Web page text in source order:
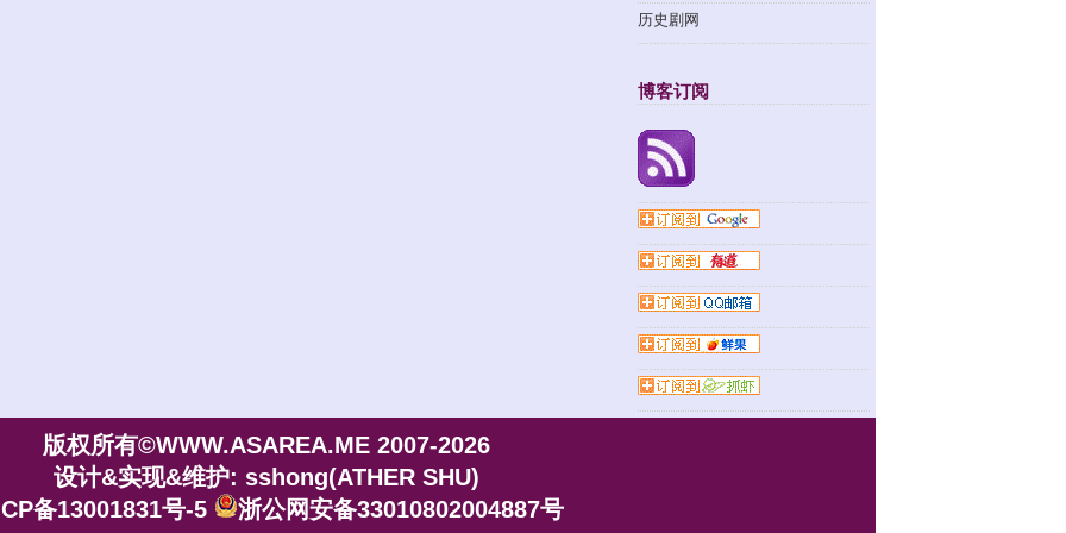
历史剧网
博客订阅
版权所有©WWW.ASAREA.ME 2007-2026
设计&实现&维护: sshong(ATHER SHU)
备13001831号-5
浙公网安备33010802004887号